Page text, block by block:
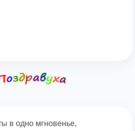
в одно мгновенье,